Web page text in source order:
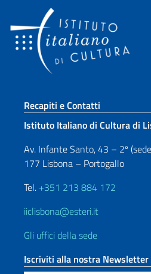
Sezione footer
Recapiti e Contatti
Istituto Italiano di Cultura di
Av. Infante Santo, 43 – 2º
177 Lisbona – Portogallo
Tel. +351 213 884 172
iiclisbona@esteri.it
Gli uffici della sede
Iscriviti alla nostra Newsletter